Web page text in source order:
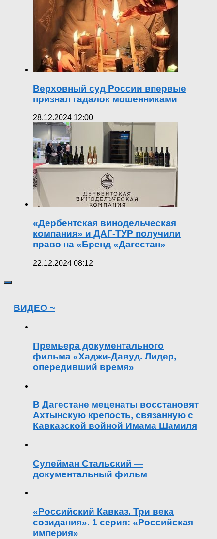
Верховный суд России впервые
признал гадалок мошенниками
28.12.2024 12:00
«Дербентская винодельческая
компания» и ДАГ-ТУР получили
право на «Бренд «Дагестан»
22.12.2024 08:12
ВИДЕО ~
Премьера документального
фильма «Хаджи-Давуд. Лидер,
опередивший время»
В Дагестане меценаты восстановят
Ахтынскую крепость, связанную с
Кавказской войной Имама Шамиля
Сулейман Стальский —
документальный фильм
«Российский Кавказ. Три века
созидания». 1 серия: «Российская
империя»